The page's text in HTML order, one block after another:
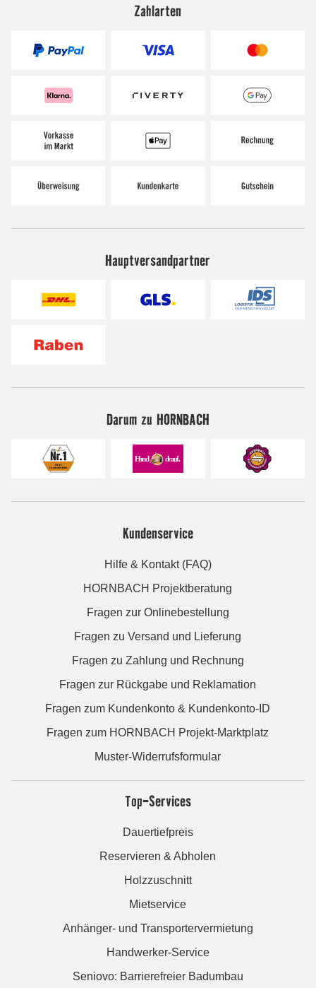
Zahlarten
Hauptversandpartner
Darum zu HORNBACH
Kundenservice
Hilfe & Kontakt (FAQ)
HORNBACH Projektberatung
Fragen zur Onlinebestellung
Fragen zu Versand und Lieferung
Fragen zu Zahlung und Rechnung
Fragen zur Rückgabe und Reklamation
Fragen zum Kundenkonto & Kundenkonto-ID
Fragen zum HORNBACH Projekt-Marktplatz
Muster-Widerrufsformular
Top-Services
Dauertiefpreis
Reservieren & Abholen
Holzzuschnitt
Mietservice
Anhänger- und Transportervermietung
Handwerker-Service
Seniovo: Barrierefreier Badumbau